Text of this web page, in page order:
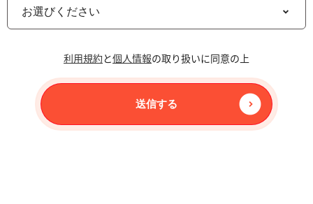
利用規約 と個人情報の取り扱いに同意の上
送信する